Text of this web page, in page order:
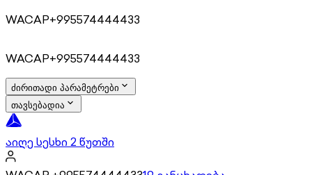
WACAP+995574444433
WACAP+995574444433
ძირითადი პარამეტრები
თავსებადია
აიღე სესხი 2 წუთში